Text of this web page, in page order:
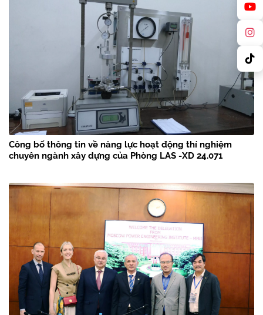
Công bố thông tin về năng lực hoạt động thí nghiệm
chuyên ngành xây dựng của Phòng LAS -XD 24.071